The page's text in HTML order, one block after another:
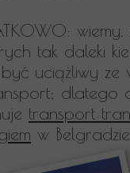
tak daleki
uciążliwy ze
dlatego
transport
w